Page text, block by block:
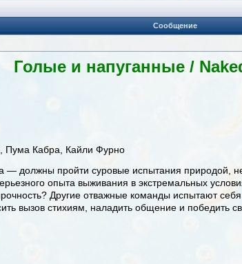
Сообщение
Голые и напуганные /
Пума Кабра, Кайли Фурно
должны пройти суровые испытания природой,
опыта выживания в экстремальных
Другие отважные команды испытают
вызов стихиям, наладить общение и победить